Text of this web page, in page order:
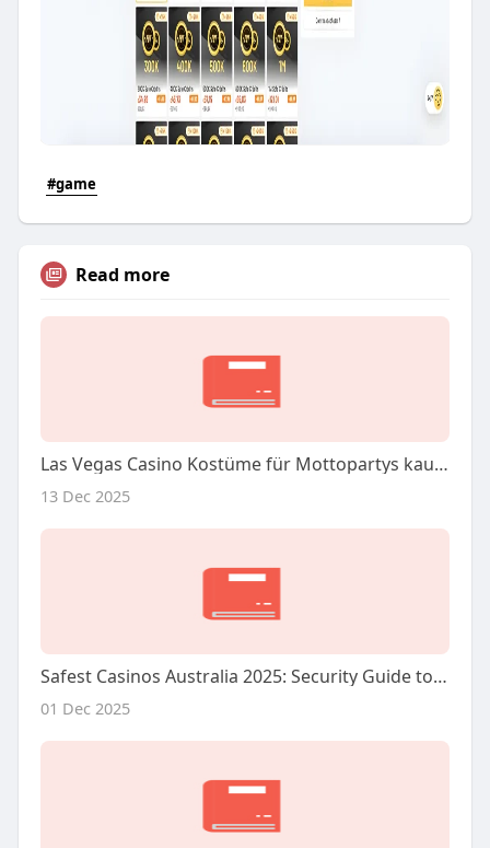
#game
Read more
Las Vegas Casino Kostüme für Mottopartys kaufen » Kostümpalast Seite 2
13 Dec 2025
Safest Casinos Australia 2025: Security Guide to Trusted Casinos
01 Dec 2025